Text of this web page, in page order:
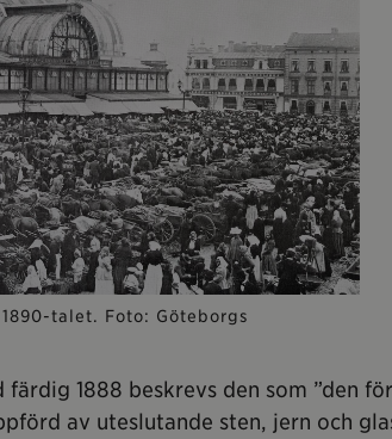
talet. Foto: Göteborgs
färdig 1888 beskrevs den som ”den
av uteslutande sten, jern och